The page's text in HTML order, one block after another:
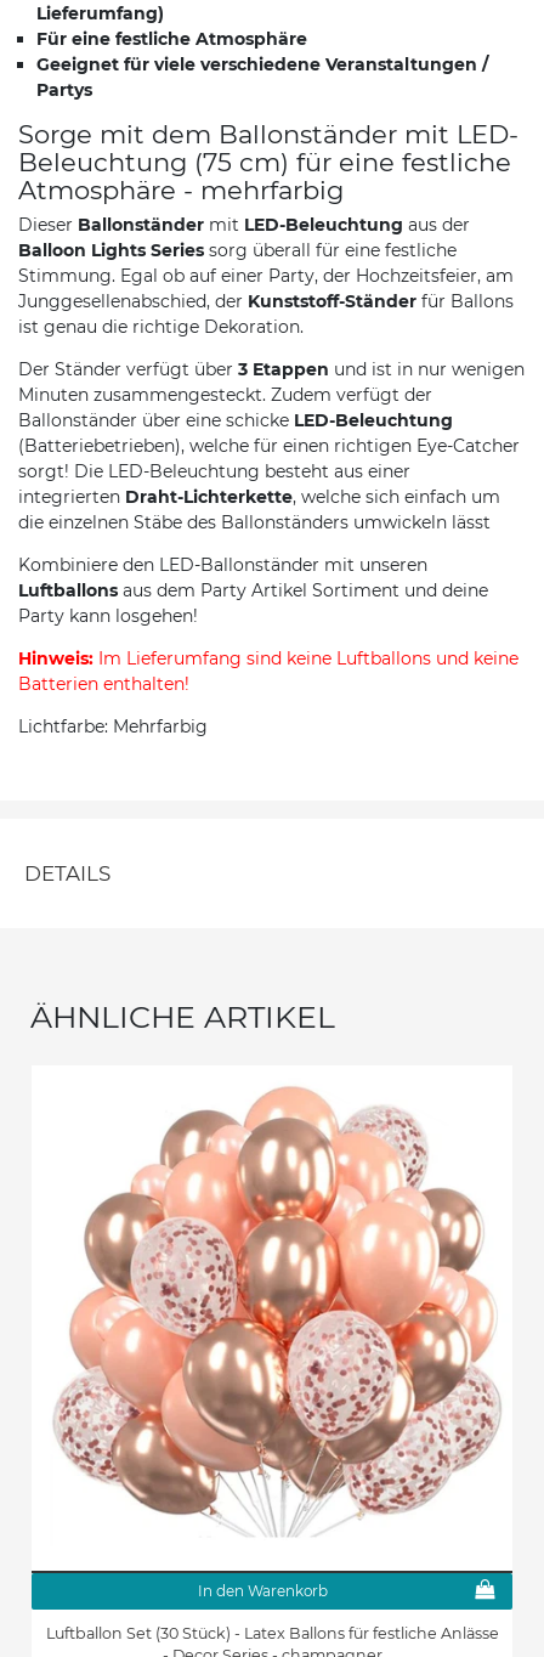
Lieferumfang)
Für eine festliche Atmosphäre
Geeignet für viele verschiedene Veranstaltungen /
Partys
Sorge mit dem Ballonständer mit LED-
Beleuchtung (75 cm) für eine festliche
Atmosphäre - mehrfarbig
Dieser Ballonständer mit LED-Beleuchtung aus der
Balloon Lights Series sorg überall für eine festliche
Stimmung. Egal ob auf einer Party, der Hochzeitsfeier, am
Junggesellenabschied, der Kunststoff-Ständer für Ballons
ist genau die richtige Dekoration.
Der Ständer verfügt über 3 Etappen und ist in nur wenigen
Minuten zusammengesteckt. Zudem verfügt der
Ballonständer über eine schicke LED-Beleuchtung
(Batteriebetrieben), welche für einen richtigen Eye-Catcher
sorgt! Die LED-Beleuchtung besteht aus einer
integrierten Draht-Lichterkette, welche sich einfach um
die einzelnen Stäbe des Ballonständers umwickeln lässt
Kombiniere den LED-Ballonständer mit unseren
Luftballons aus dem Party Artikel Sortiment und deine
Party kann losgehen!
Hinweis: Im Lieferumfang sind keine Luftballons und keine
Batterien enthalten!
Lichtfarbe: Mehrfarbig
DETAILS
ÄHNLICHE ARTIKEL
In den Warenkorb
Luftballon Set (30 Stück) - Latex Ballons für festliche Anlässe